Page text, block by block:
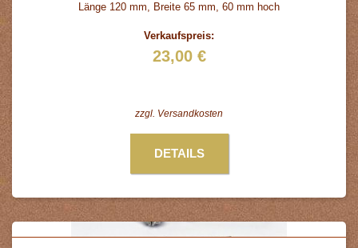
Länge 120 mm, Breite 65 mm, 60 mm hoch
Verkaufspreis:
23,00 €
zzgl. Versandkosten
DETAILS